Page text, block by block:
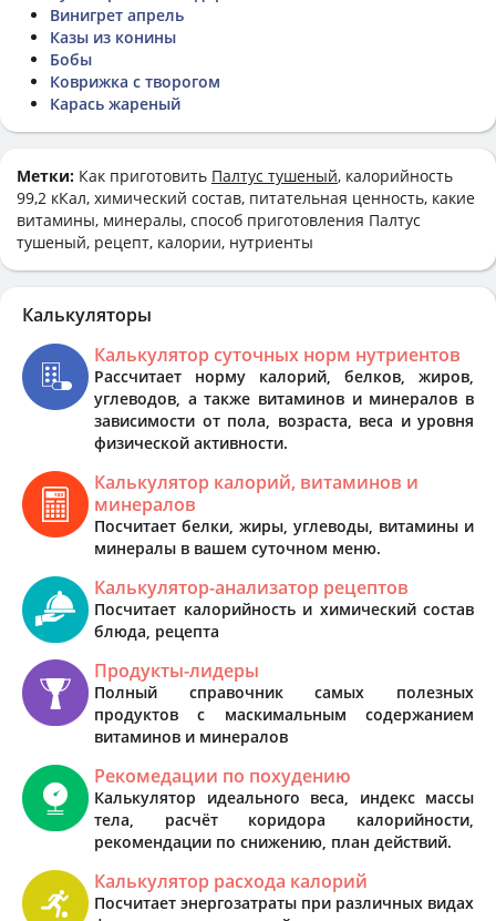
Винигрет апрель
Казы из конины
Бобы
Коврижка с творогом
Карась жареный
Метки: Как приготовить Палтус тушеный, калорийность
99,2 кКал, химический состав, питательная ценность, какие
витамины, минералы, способ приготовления Палтус
тушеный, рецепт, калории, нутриенты
Калькуляторы
Калькулятор суточных норм нутриентов
Рассчитает норму калорий, белков, жиров,
углеводов, а также витаминов и минералов в
зависимости от пола, возраста, веса и уровня
физической активности.
Калькулятор калорий, витаминов и
минералов
Посчитает белки, жиры, углеводы, витамины и
минералы в вашем суточном меню.
Калькулятор-анализатор рецептов
Посчитает калорийность и химический состав
блюда, рецепта
Продукты-лидеры
Полный справочник самых полезных
продуктов с маскимальным содержанием
витаминов и минералов
Рекомедации по похудению
Калькулятор идеального веса, индекс массы
тела, расчёт коридора калорийности,
рекомендации по снижению, план действий.
Калькулятор расхода калорий
Посчитает энергозатраты при различных видах